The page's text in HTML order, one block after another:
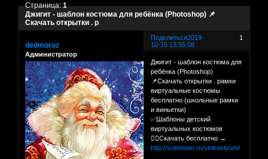
Джигит - шаблон костюма для ребёнка (Photoshop) 📌
Скачать открытки . р
Страница:1
Поделиться 1
2019-
10-15 13:55:08
dedmoroz
Администратор
Джигит - шаблон костюма для
ребёнка (Photoshop)
📌Скачать открытки . рамки
виртуальные костюмы
бесплатно (школьные рамки
и виньетки)
✅Шаблоны детский
виртуальных костюмов
👉🏻Скачать бесплатно →
http://solncewo.ru/virtkostyum/